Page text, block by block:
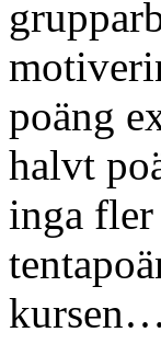
poäng
halvt
inga fler
kursen…